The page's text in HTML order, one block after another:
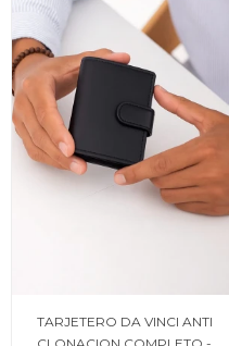
TARJETERO DA VINCI ANTI